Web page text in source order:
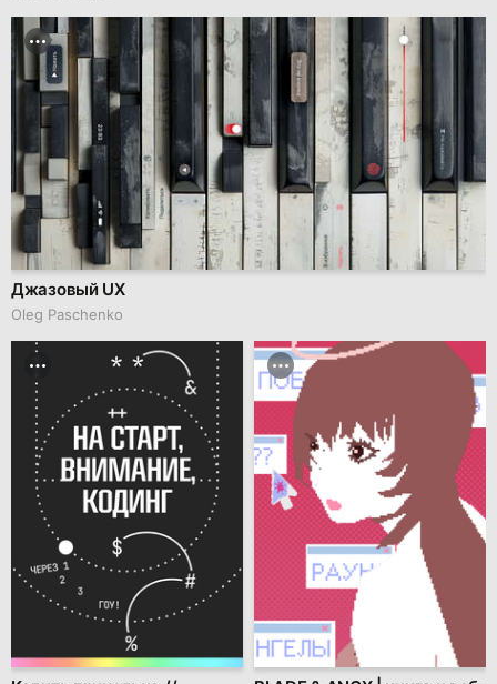
Джазовый UX
Oleg Paschenko